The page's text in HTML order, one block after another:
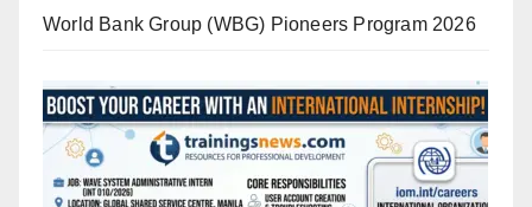
World Bank Group (WBG) Pioneers Program 2026